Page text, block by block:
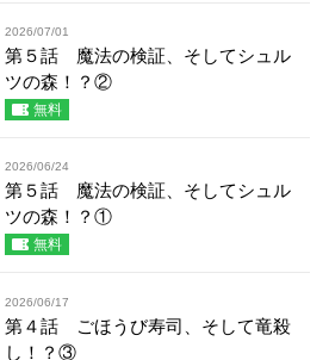
2026/07/01
第５話 魔法の検証、そしてシュル
ツの森！？②
無料
2026/06/24
第５話 魔法の検証、そしてシュル
ツの森！？①
無料
2026/06/17
第４話 ごほうび寿司、そして竜殺
し！？③